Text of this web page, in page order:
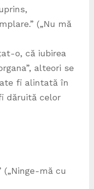
(„Nu mă
o, că iubirea
alteori se
fi alintată în
dăruită celor
(„Ninge-mă cu